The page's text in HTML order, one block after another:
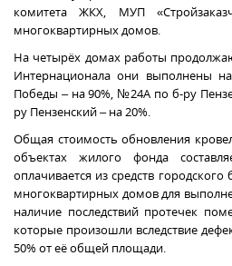
комитета ЖКХ, МУП
многоквартирных домов.
На четырёх домах работы
Интернационала они выполнены
Победы – на 90%, №24А по б-ру
ру Пензенский – на 20%.
Общая стоимость обновления
объектах жилого фонда
оплачивается из средств
многоквартирных домов для
наличие последствий протечек
которые произошли вследствие
50% от её общей площади.